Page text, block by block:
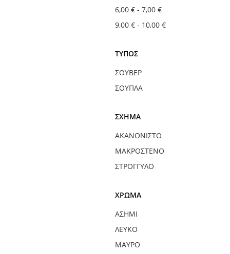
6,00 € - 7,00 €
9,00 € - 10,00 €
ΤΎΠΟΣ
ΣΟΥΒΈΡ
ΣΟΥΠΛΆ
ΣΧΉΜΑ
ΑΚΑΝΌΝΙΣΤΟ
ΜΑΚΡΌΣΤΕΝΟ
ΣΤΡΟΓΓΥΛΌ
ΧΡΏΜΑ
ΑΣΗΜΊ
ΛΕΥΚΌ
ΜΑΎΡΟ